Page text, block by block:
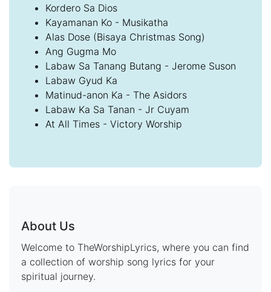
Kordero Sa Dios
Kayamanan Ko - Musikatha
Alas Dose (Bisaya Christmas Song)
Ang Gugma Mo
Labaw Sa Tanang Butang - Jerome Suson
Labaw Gyud Ka
Matinud-anon Ka - The Asidors
Labaw Ka Sa Tanan - Jr Cuyam
At All Times - Victory Worship
About Us
Welcome to TheWorshipLyrics, where you can find
a collection of worship song lyrics for your
spiritual journey.